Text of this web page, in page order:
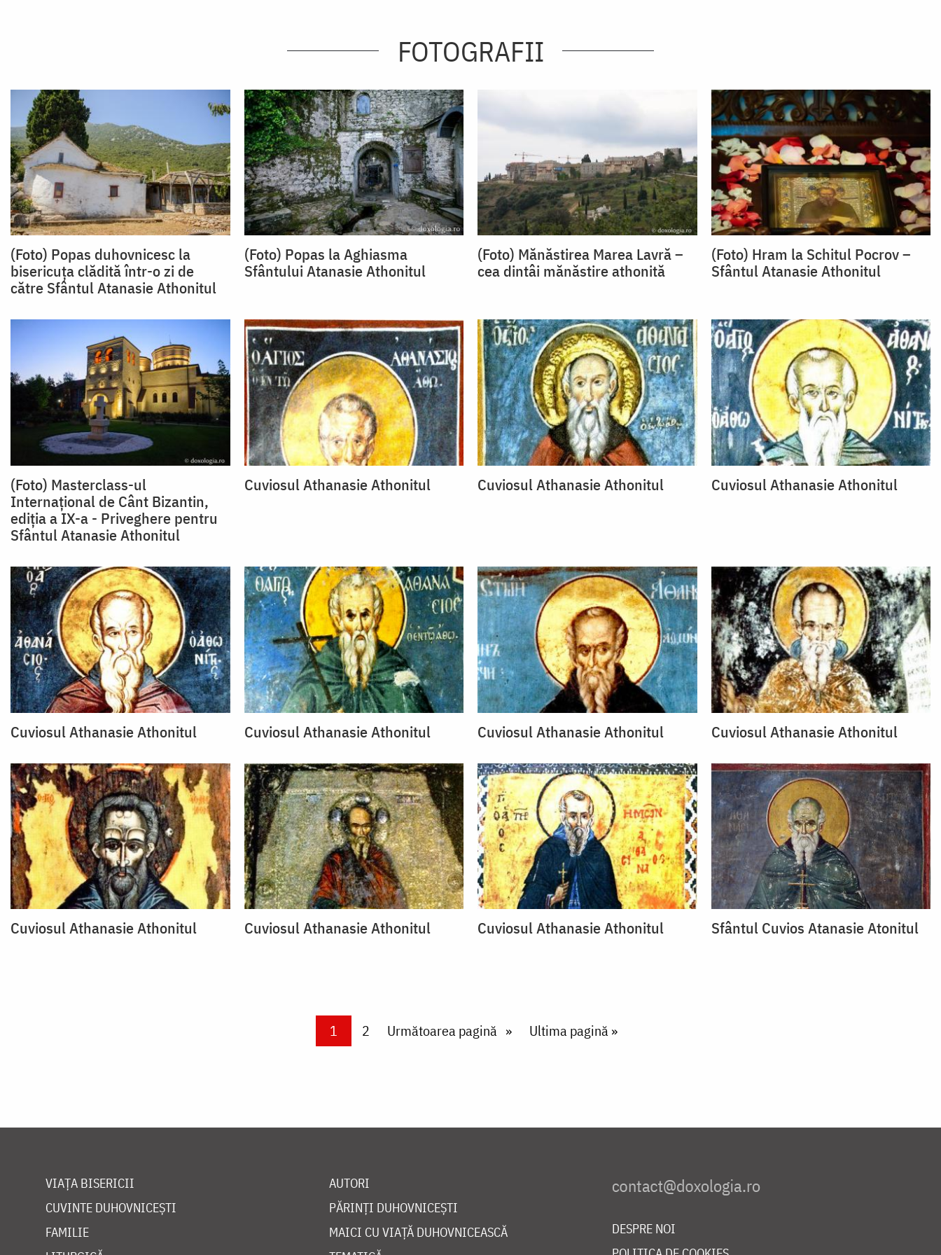
FOTOGRAFII
(Foto) Popas duhovnicesc la
bisericuța clădită într-o zi de
către Sfântul Atanasie Athonitul
(Foto) Popas la Aghiasma
Sfântului Atanasie Athonitul
(Foto) Mănăstirea Marea Lavră –
cea dintâi mănăstire athonită
(Foto) Hram la Schitul Pocrov –
Sfântul Atanasie Athonitul
(Foto) Masterclass-ul
Internațional de Cânt Bizantin,
ediția a IX-a - Priveghere pentru
Sfântul Atanasie Athonitul
Cuviosul Athanasie Athonitul Cuviosul Athanasie Athonitul Cuviosul Athanasie Athonitul
Cuviosul Athanasie Athonitul Cuviosul Athanasie Athonitul Cuviosul Athanasie Athonitul Cuviosul Athanasie Athonitul
Cuviosul Athanasie Athonitul Cuviosul Athanasie Athonitul Cuviosul Athanasie Athonitul Sfântul Cuvios Atanasie Atonitul
Current page
1 Page
2 Next page
Următoarea pagină Last page
Ultima pagină »
VIAȚA BISERICII
CUVINTE DUHOVNICEȘTI
FAMILIE
AUTORI
PĂRINȚI DUHOVNICEȘTI
MAICI CU VIAȚĂ DUHOVNICEASCĂ
DESPRE NOI